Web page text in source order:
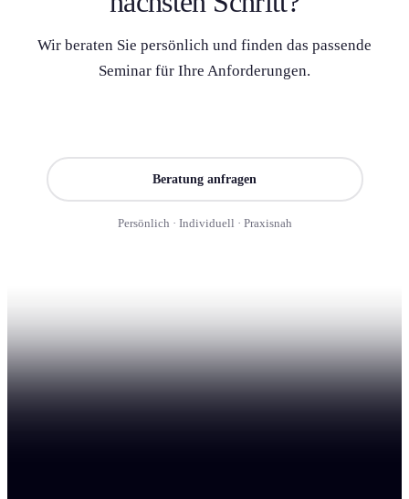
Wir beraten Sie persönlich und finden das passende
Seminar für Ihre Anforderung­en.
Beratung anfragen
Persönlich · Individuell · Praxisnah